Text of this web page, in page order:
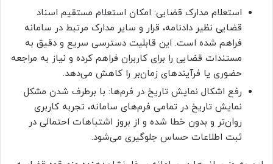
استعلام مدارک قضایی: امکان استعلام مستقیم اسناد
قضایی نظیر دادنامه، قرار و سایر مدارک مرتبط در سامانه
فراهم شده است. این قابلیت دسترسی سریع و دقیق به
مستندات قضایی را برای کاربران فراهم کرده و نیاز به مراجعه
حضوری یا فرآیندهای زمان‌بر را کاهش می‌دهد.
رفع اشکال نمایش تاریخ در فرم‌ها: با برطرف شدن مشکل
نمایش تاریخ در تمامی فرم‌های سامانه، تجربه کاربری
روان‌تر و بدون خطا شده و از بروز اشتباهات احتمالی در
ثبت اطلاعات حساس جلوگیری می‌شود.